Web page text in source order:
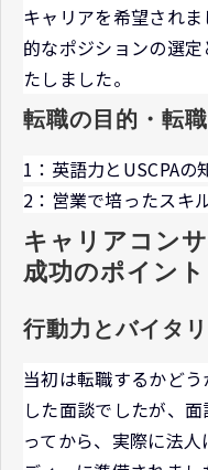
キャリアを希望され
的なポジションの選
たしました。
転職の目的・転
1：英語力とUSCPAの
2：営業で培ったスキ
キャリアコン
成功のポイント
行動力とバイタ
当初は転職するかど
した面談でしたが、
ってから、実際に法